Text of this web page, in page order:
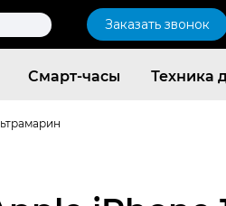
Заказать звонок
Смарт-часы Техника